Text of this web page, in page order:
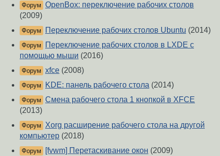
Форум OpenBox: переключение рабочих столов
(2009)
Форум Переключение рабочих столов Ubuntu (2014)
Форум
Переключение рабочих столов в LXDE с
помощью мыши (2016)
Форум xfce (2008)
Форум KDE: панель рабочего стола (2014)
Форум Смена рабочего стола 1 кнопкой в XFCE
(2013)
Форум
Xorg расширение рабочего стола на другой
компьютер (2018)
Форум [fvwm] Перетаскивание окон (2009)